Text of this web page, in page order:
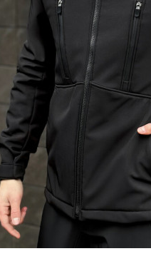
Літні
Спортивні
костюми
Кежуал